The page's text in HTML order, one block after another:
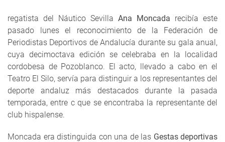
regatista del Náutico Sevilla Ana Moncada recibía este
pasado lunes el reconocimiento de la Federación de
Periodistas Deportivos de Andalucía durante su gala anual,
cuya decimoctava edición se celebraba en la localidad
cordobesa de Pozoblanco. El acto, llevado a cabo en el
Teatro El Silo, servía para distinguir a los representantes del
deporte andaluz más destacados durante la pasada
temporada, entre c que se encontraba la representante del
club hispalense.
Moncada era distinguida con una de las Gestas deportivas